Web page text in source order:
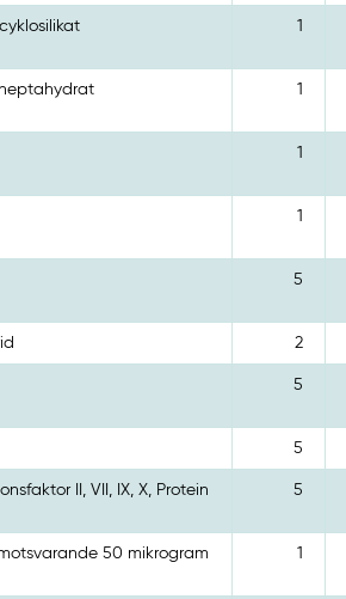
1
1
1
1
5
2
5
5
II, VII, IX, X, Protein
5
50 mikrogram
1